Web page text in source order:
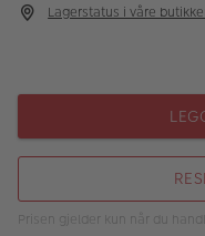
Merker
Inspirasjon
Lagerstatus i våre
Prisen gjelder kun når du